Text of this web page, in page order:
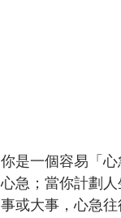
你是一個容易「
心急；當你計劃
事或大事，心急往